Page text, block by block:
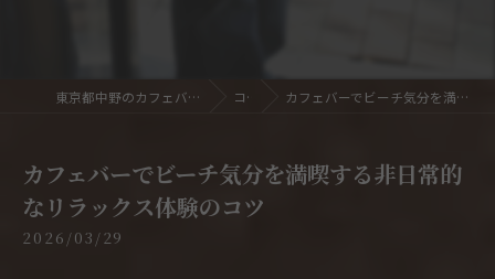
東京都中野のカフェバーならサルの家 Monkey House コラム カフェバーでビーチ気分を満喫する非日常的なリラックス体験のコツ
カフェバーでビーチ気分を満喫する非日常的
なリラックス体験のコツ
2026/03/29